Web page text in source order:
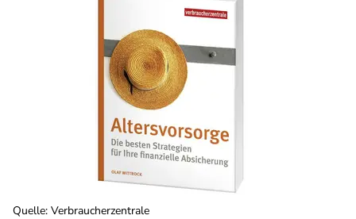
Quelle: Verbraucherzentrale